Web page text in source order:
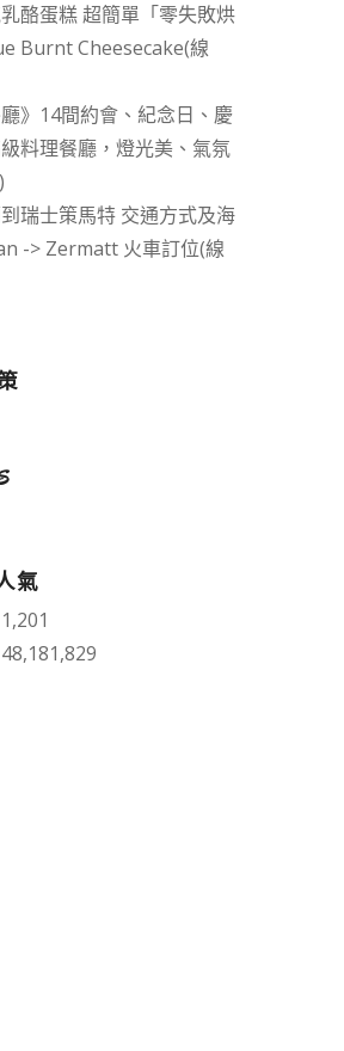
酪蛋糕 超簡單「零失敗烘
Burnt Cheesecake(線
》14間約會、紀念日、慶
料理餐廳，燈光美、氣氛
瑞士策馬特 交通方式及海
-> Zermatt 火車訂位(線
氣